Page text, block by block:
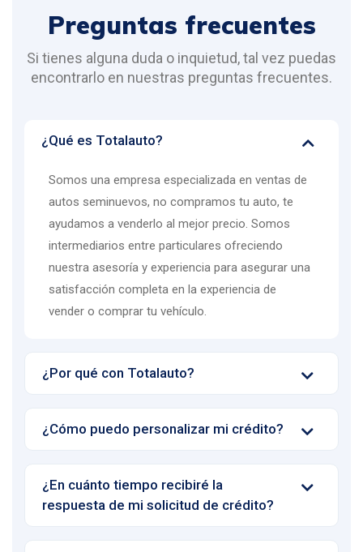
Preguntas frecuentes
Si tienes alguna duda o inquietud, tal vez puedas
encontrarlo en nuestras preguntas frecuentes.
¿Qué es Totalauto?
Somos una empresa especializada en ventas de
autos seminuevos, no compramos tu auto, te
ayudamos a venderlo al mejor precio. Somos
intermediarios entre particulares ofreciendo
nuestra asesoría y experiencia para asegurar una
satisfacción completa en la experiencia de
vender o comprar tu vehículo.
¿Por qué con Totalauto?
¿Cómo puedo personalizar mi crédito?
¿En cuánto tiempo recibiré la
respuesta de mi solicitud de crédito?